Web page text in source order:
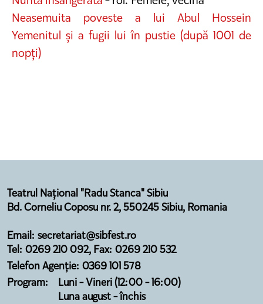
Neasemuita poveste a lui Abul Hossein
Yemenitul și a fugii lui în pustie (după 1001 de
nopți)
Teatrul Național "Radu Stanca" Sibiu
Bd. Corneliu Coposu nr. 2, 550245 Sibiu, Romania
Email: secretariat@sibfest.ro
Tel: 0269 210 092, Fax: 0269 210 532
Telefon Agenție: 0369 101 578
Program:
Luni - Vineri (12:00 - 16:00)
Luna august - închis